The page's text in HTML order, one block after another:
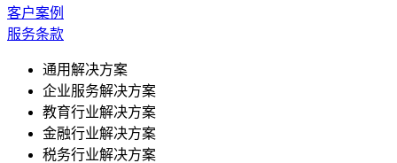
客户案例
服务条款
通用解决方案
企业服务解决方案
教育行业解决方案
金融行业解决方案
税务行业解决方案